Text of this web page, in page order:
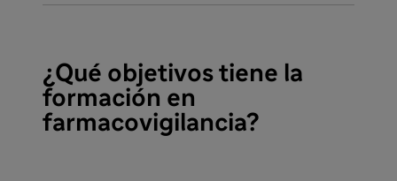
¿Qué objetivos tiene la
formación en
farmacovigilancia?